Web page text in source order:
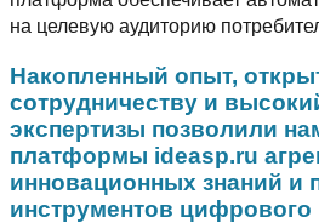
на целевую аудиторию
Накопленный опыт,
сотрудничеству и
экспертизы позволили
платформы ideasp.ru
инновационных знаний и
инструментов цифрового